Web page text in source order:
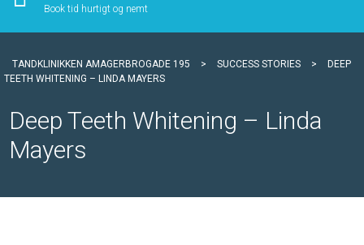
Book tid hurtigt og nemt
TANDKLINIKKEN AMAGERBROGADE 195 > SUCCESS STORIES >
DEEP
TEETH WHITENING – LINDA MAYERS
Deep Teeth Whitening – Linda
Mayers